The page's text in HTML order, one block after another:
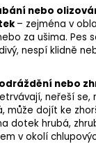
nebo
– zejména v
za ušima. Pes
nespí klidně
nebo
neřeší se,
může dojít ke
dotek hrubá,
v okolí